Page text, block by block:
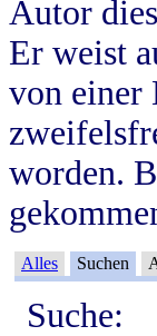
Autor
Er weist
von einer
worden.
Alles Suchen
Suche: